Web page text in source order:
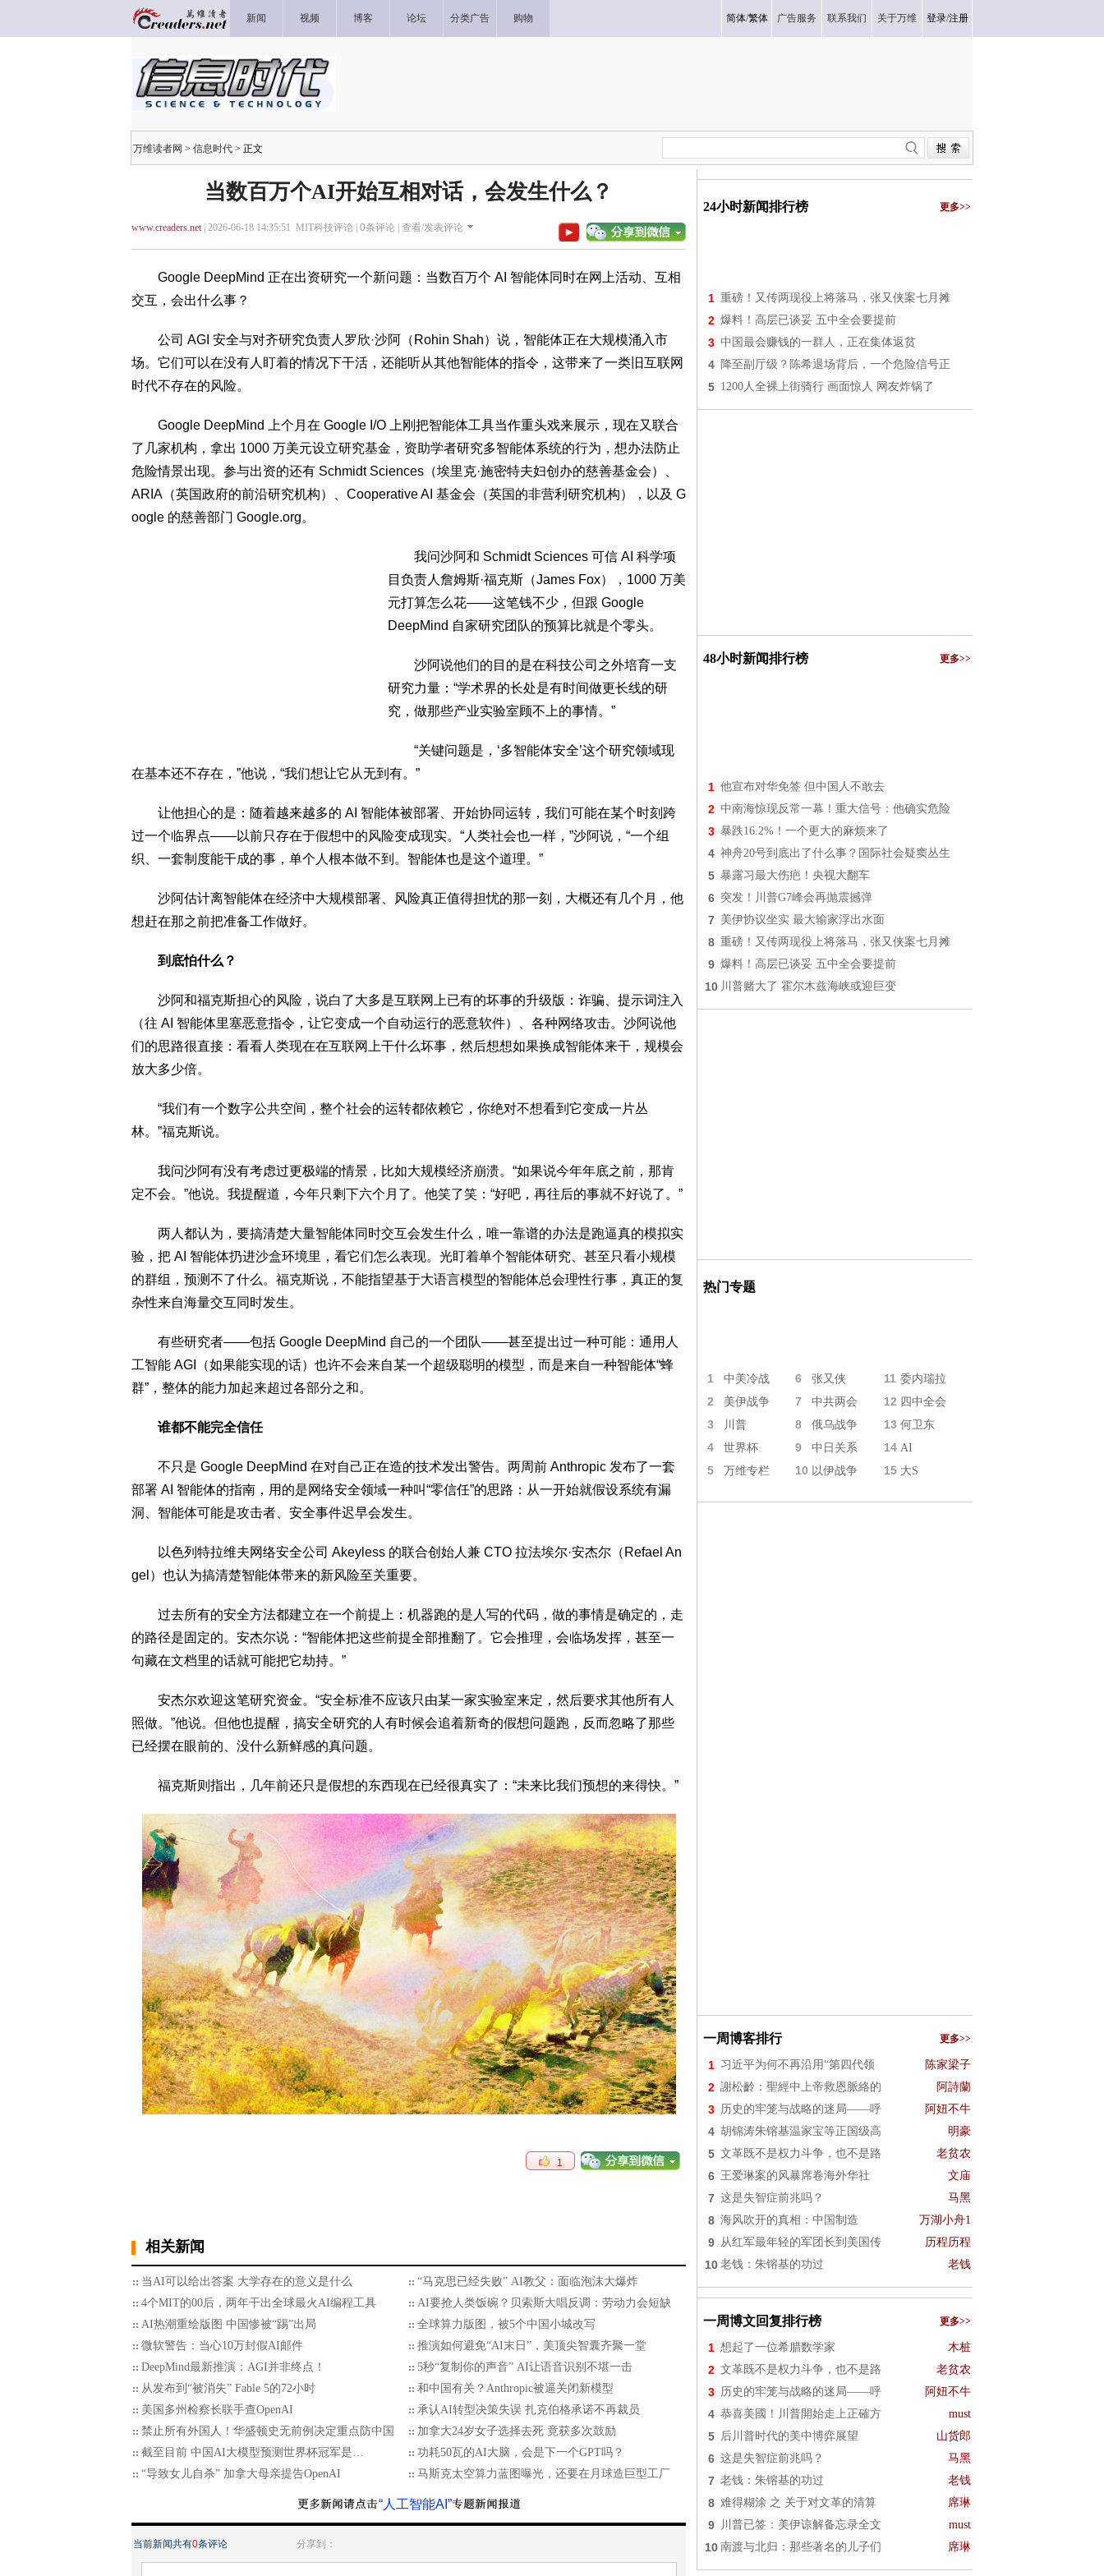
新闻 视频 博客 论坛 分类广告 购物 简体/繁体 广告服务 联系我们 关于万维 登录/注册
万维读者网 > 信息时代 > 正文
当数百万个AI开始互相对话，会发生什么？
www.creaders.net| 2026-06-18 14:35:51 MIT科技评论 | 0条评论 | 查看/发表评论
Google DeepMind 正在出资研究一个新问题：当数百万个 AI 智能体同时在网上活动、互相
交互，会出什么事？
公司 AGI 安全与对齐研究负责人罗欣·沙阿（Rohin Shah）说，智能体正在大规模涌入市
场。它们可以在没有人盯着的情况下干活，还能听从其他智能体的指令，这带来了一类旧互联网
时代不存在的风险。
Google DeepMind 上个月在 Google I/O 上刚把智能体工具当作重头戏来展示，现在又联合
了几家机构，拿出 1000 万美元设立研究基金，资助学者研究多智能体系统的行为，想办法防止
危险情景出现。参与出资的还有 Schmidt Sciences（埃里克·施密特夫妇创办的慈善基金会）、
ARIA（英国政府的前沿研究机构）、Cooperative AI 基金会（英国的非营利研究机构），以及 G
oogle 的慈善部门 Google.org。
我问沙阿和 Schmidt Sciences 可信 AI 科学项
目负责人詹姆斯·福克斯（James Fox），1000 万美
元打算怎么花——这笔钱不少，但跟 Google
DeepMind 自家研究团队的预算比就是个零头。
沙阿说他们的目的是在科技公司之外培育一支
研究力量：“学术界的长处是有时间做更长线的研
究，做那些产业实验室顾不上的事情。”
“关键问题是，‘多智能体安全’这个研究领域现
在基本还不存在，”他说，“我们想让它从无到有。”
让他担心的是：随着越来越多的 AI 智能体被部署、开始协同运转，我们可能在某个时刻跨
过一个临界点——以前只存在于假想中的风险变成现实。“人类社会也一样，”沙阿说，“一个组
织、一套制度能干成的事，单个人根本做不到。智能体也是这个道理。”
沙阿估计离智能体在经济中大规模部署、风险真正值得担忧的那一刻，大概还有几个月，他
想赶在那之前把准备工作做好。
到底怕什么？
沙阿和福克斯担心的风险，说白了大多是互联网上已有的坏事的升级版：诈骗、提示词注入
（往 AI 智能体里塞恶意指令，让它变成一个自动运行的恶意软件）、各种网络攻击。沙阿说他
们的思路很直接：看看人类现在在互联网上干什么坏事，然后想想如果换成智能体来干，规模会
放大多少倍。
“我们有一个数字公共空间，整个社会的运转都依赖它，你绝对不想看到它变成一片丛
林。”福克斯说。
我问沙阿有没有考虑过更极端的情景，比如大规模经济崩溃。“如果说今年年底之前，那肯
定不会。”他说。我提醒道，今年只剩下六个月了。他笑了笑：“好吧，再往后的事就不好说了。”
两人都认为，要搞清楚大量智能体同时交互会发生什么，唯一靠谱的办法是跑逼真的模拟实
验，把 AI 智能体扔进沙盒环境里，看它们怎么表现。光盯着单个智能体研究、甚至只看小规模
的群组，预测不了什么。福克斯说，不能指望基于大语言模型的智能体总会理性行事，真正的复
杂性来自海量交互同时发生。
有些研究者——包括 Google DeepMind 自己的一个团队——甚至提出过一种可能：通用人
工智能 AGI（如果能实现的话）也许不会来自某一个超级聪明的模型，而是来自一种智能体“蜂
群”，整体的能力加起来超过各部分之和。
谁都不能完全信任
不只是 Google DeepMind 在对自己正在造的技术发出警告。两周前 Anthropic 发布了一套
部署 AI 智能体的指南，用的是网络安全领域一种叫“零信任”的思路：从一开始就假设系统有漏
洞、智能体可能是攻击者、安全事件迟早会发生。
以色列特拉维夫网络安全公司 Akeyless 的联合创始人兼 CTO 拉法埃尔·安杰尔（Refael An
gel）也认为搞清楚智能体带来的新风险至关重要。
过去所有的安全方法都建立在一个前提上：机器跑的是人写的代码，做的事情是确定的，走
的路径是固定的。安杰尔说：“智能体把这些前提全部推翻了。它会推理，会临场发挥，甚至一
句藏在文档里的话就可能把它劫持。”
安杰尔欢迎这笔研究资金。“安全标准不应该只由某一家实验室来定，然后要求其他所有人
照做。”他说。但他也提醒，搞安全研究的人有时候会追着新奇的假想问题跑，反而忽略了那些
已经摆在眼前的、没什么新鲜感的真问题。
福克斯则指出，几年前还只是假想的东西现在已经很真实了：“未来比我们预想的来得快。”
1
相关新闻
当AI可以给出答案 大学存在的意义是什么
“马克思已经失败” AI教父：面临泡沫大爆炸
4个MIT的00后，两年干出全球最火AI编程工具
AI要抢人类饭碗？贝索斯大唱反调：劳动力会短缺
AI热潮重绘版图 中国惨被“踢”出局
全球算力版图，被5个中国小城改写
微软警告：当心10万封假AI邮件
推演如何避免“AI末日”，美顶尖智囊齐聚一堂
DeepMind最新推演：AGI并非终点！
5秒“复制你的声音” AI让语音识别不堪一击
从发布到“被消失” Fable 5的72小时
和中国有关？Anthropic被逼关闭新模型
美国多州检察长联手查OpenAI
承认AI转型决策失误 扎克伯格承诺不再裁员
禁止所有外国人！华盛顿史无前例决定重点防中国
加拿大24岁女子选择去死 竟获多次鼓励
截至目前 中国AI大模型预测世界杯冠军是…
功耗50瓦的AI大脑，会是下一个GPT吗？
“导致女儿自杀” 加拿大母亲提告OpenAI
马斯克太空算力蓝图曝光，还要在月球造巨型工厂
“人工智能AI”
当前新闻共有0条评论 分享到：
24小时新闻排行榜 更多>>
1 重磅！又传两现役上将落马，张又侠案七月摊
2 爆料！高层已谈妥 五中全会要提前
3 中国最会赚钱的一群人，正在集体返贫
4 降至副厅级？陈希退场背后，一个危险信号正
5 1200人全裸上街骑行 画面惊人 网友炸锅了
48小时新闻排行榜 更多>>
1 他宣布对华免签 但中国人不敢去
2 中南海惊现反常一幕！重大信号：他确实危险
3 暴跌16.2%！一个更大的麻烦来了
4 神舟20号到底出了什么事？国际社会疑窦丛生
5 暴露习最大伤疤！央视大翻车
6 突发！川普G7峰会再抛震撼弹
7 美伊协议坐实 最大输家浮出水面
8 重磅！又传两现役上将落马，张又侠案七月摊
9 爆料！高层已谈妥 五中全会要提前
10 川普赌大了 霍尔木兹海峡或迎巨变
热门专题
1 中美冷战 6 张又侠 11 委内瑞拉
2 美伊战争 7 中共两会 12 四中全会
3 川普 8 俄乌战争 13 何卫东
4 世界杯 9 中日关系 14 AI
5 万维专栏 10 以伊战争 15 大S
一周博客排行 更多>>
1 习近平为何不再沿用“第四代领 陈家梁子
2 謝松齡：聖經中上帝救恩脈絡的 阿詩蘭
3 历史的牢笼与战略的迷局——呼 阿妞不牛
4 胡锦涛朱镕基温家宝等正国级高 明豪
5 文革既不是权力斗争，也不是路 老贫农
6 王爱琳案的风暴席卷海外华社 文庙
7 这是失智症前兆吗？ 马黑
8 海风吹开的真相：中国制造 万湖小舟1
9 从红军最年轻的军团长到美国传 历程历程
10 老钱：朱镕基的功过 老钱
一周博文回复排行榜 更多>>
1 想起了一位希腊数学家 木桩
2 文革既不是权力斗争，也不是路 老贫农
3 历史的牢笼与战略的迷局——呼 阿妞不牛
4 恭喜美國！川普開始走上正確方 must
5 后川普时代的美中博弈展望 山货郎
6 这是失智症前兆吗？ 马黑
7 老钱：朱镕基的功过 老钱
8 难得糊涂 之 关于对文革的清算 席琳
9 川普已签：美伊谅解备忘录全文 must
10 南渡与北归：那些著名的儿子们 席琳